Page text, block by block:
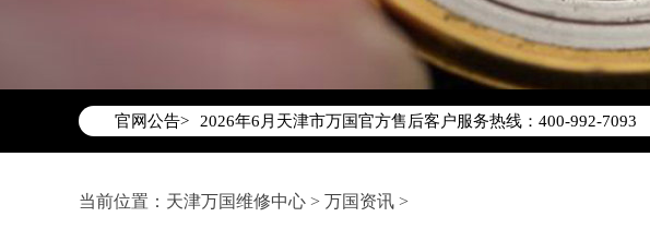
官网公告>
2026年6月万国天津市售后服务网络优化升级公告
2026年6月天津市万国官方售后客户服务热线：400-992-7093
2026年6月万国售后服务中心最新网点地址：
天津市和平区赤峰道136号天津国际金融中心写字楼26层2603
当前位置： 天津万国维修中心 > 万国资讯 >